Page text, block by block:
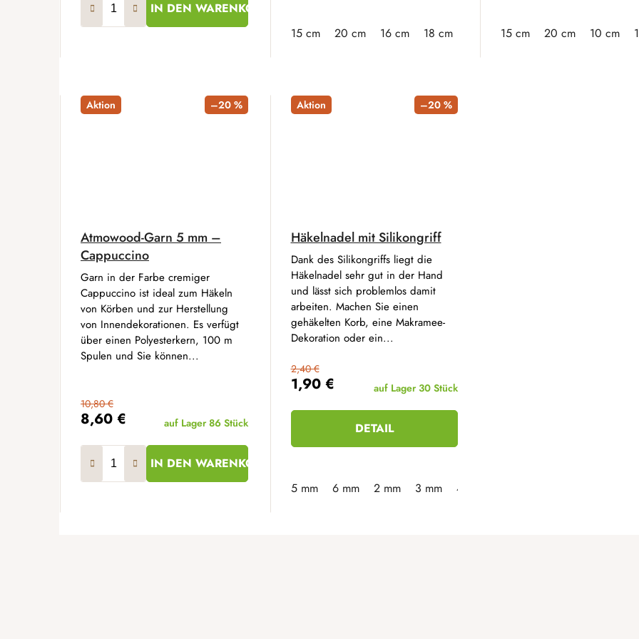
IN DEN WARENKORB
15 cm 20 cm 16 cm 18 cm 21 cm 23 cm 25 cm
15 cm 20 cm 10 cm
Aktion –20 %
Atmowood-Garn 5 mm –
Cappuccino
8,60 €
10,80 €
auf Lager 86 Stück
IN DEN WARENKORB
Garn in der Farbe cremiger
Cappuccino ist ideal zum Häkeln
von Körben und zur Herstellung
von Innendekorationen. Es verfügt
über einen Polyesterkern, 100 m
Spulen und Sie können...
Aktion –20 %
Häkelnadel mit Silikongriff
1,90 €
2,40 €
auf Lager 30 Stück
DETAIL
Dank des Silikongriffs liegt die
Häkelnadel sehr gut in der Hand
und lässt sich problemlos damit
arbeiten. Machen Sie einen
gehäkelten Korb, eine Makramee-
Dekoration oder ein...
5 mm 6 mm 2 mm 3 mm 4 mm